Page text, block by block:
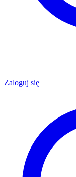
Zaloguj się